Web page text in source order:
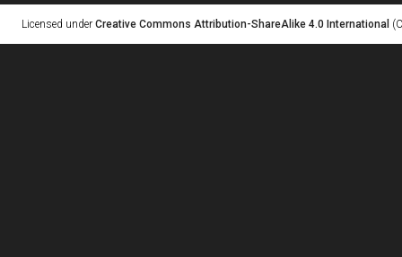
Licensed under Creative Commons Attribution-ShareAlike 4.0 International